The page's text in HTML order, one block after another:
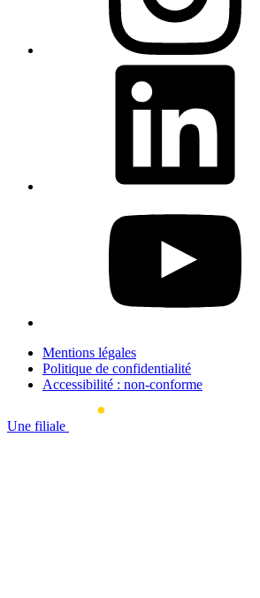
Mentions légales
Politique de confidentialité
Accessibilité : non-conforme
Une filiale